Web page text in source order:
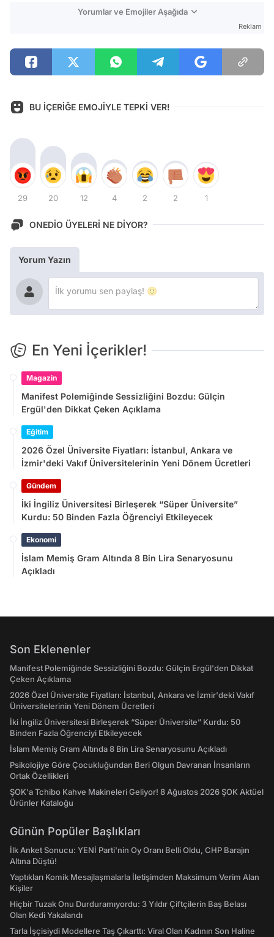
Yorumlar ve Emojiler Aşağıda
Reklam
BU İÇERİĞE EMOJİYLE TEPKİ VER!
29 20 12 4 2 2 1
ONEDİO ÜYELERİ NE DİYOR?
Yorum Yazın
En Yeni İçerikler!
Magazin
Manifest Polemiğinde Sessizliğini Bozdu: Gülçin
Ergül'den Dikkat Çeken Açıklama
Eğitim
2026 Özel Üniversite Fiyatları: İstanbul, Ankara ve
İzmir'deki Vakıf Üniversitelerinin Yeni Dönem Ücretleri
Gündem
İki İngiliz Üniversitesi Birleşerek “Süper Üniversite”
Kurdu: 50 Binden Fazla Öğrenciyi Etkileyecek
Ekonomi
İslam Memiş Gram Altında 8 Bin Lira Senaryosunu
Açıkladı
Son Eklenenler
Manifest Polemiğinde Sessizliğini Bozdu: Gülçin Ergül'den Dikkat
Çeken Açıklama
2026 Özel Üniversite Fiyatları: İstanbul, Ankara ve İzmir'deki Vakıf
Üniversitelerinin Yeni Dönem Ücretleri
İki İngiliz Üniversitesi Birleşerek “Süper Üniversite” Kurdu: 50
Binden Fazla Öğrenciyi Etkileyecek
İslam Memiş Gram Altında 8 Bin Lira Senaryosunu Açıkladı
Psikolojiye Göre Çocukluğundan Beri Olgun Davranan İnsanların
Ortak Özellikleri
ŞOK'a Tchibo Kahve Makineleri Geliyor! 8 Ağustos 2026 ŞOK Aktüel
Ürünler Kataloğu
Günün Popüler Başlıkları
İlk Anket Sonucu: YENİ Parti'nin Oy Oranı Belli Oldu, CHP Barajın
Altına Düştü!
Yaptıkları Komik Mesajlaşmalarla İletişimden Maksimum Verim Alan
Kişiler
Hiçbir Tuzak Onu Durduramıyordu: 3 Yıldır Çiftçilerin Baş Belası
Olan Kedi Yakalandı
Tarla İşçisiydi Modellere Taş Çıkarttı: Viral Olan Kadının Son Haline